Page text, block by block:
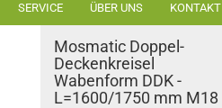
SERVICE ÜBER UNS KONTAKT
Mosmatic Doppel-
Deckenkreisel
Wabenform DDK -
L=1600/1750 mm M18